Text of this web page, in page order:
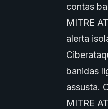
contas
MITRE
alerta
banidas
assusta.
MITRE